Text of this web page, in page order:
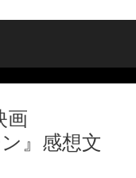
画
』感想文